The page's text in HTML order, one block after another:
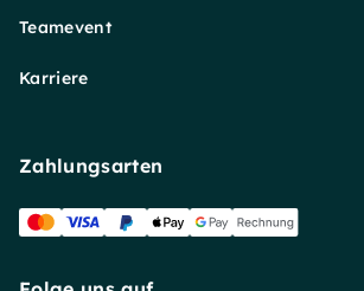
Teamevent
Karriere
Zahlungsarten